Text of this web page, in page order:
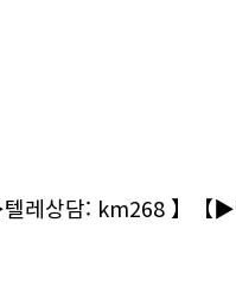
레상담: km268 】【